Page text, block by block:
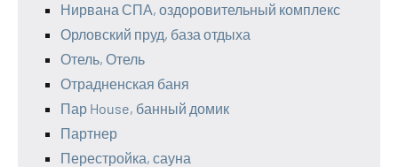
Нирвана СПА, оздоровительный комплекс
Орловский пруд, база отдыха
Отель, Отель
Отрадненская баня
Пар House, банный домик
Партнер
Перестройка, сауна